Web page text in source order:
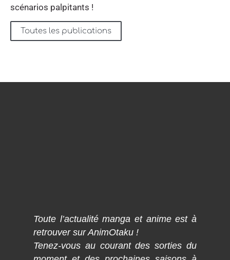
scénarios palpitants !
Toutes les publications
Toute l’actualité manga et anime est à
retrouver sur AnimOtaku !
Tenez-vous au courant des sorties du